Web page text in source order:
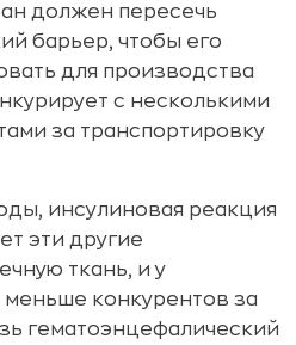
должен пересечь
барьер, чтобы его
для производства
с несколькими
за транспортировку
инсулиновая реакция
эти другие
ткань, и у
меньше конкурентов за
гематоэнцефалический